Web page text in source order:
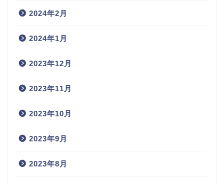
2024年2月
2024年1月
2023年12月
2023年11月
2023年10月
2023年9月
2023年8月